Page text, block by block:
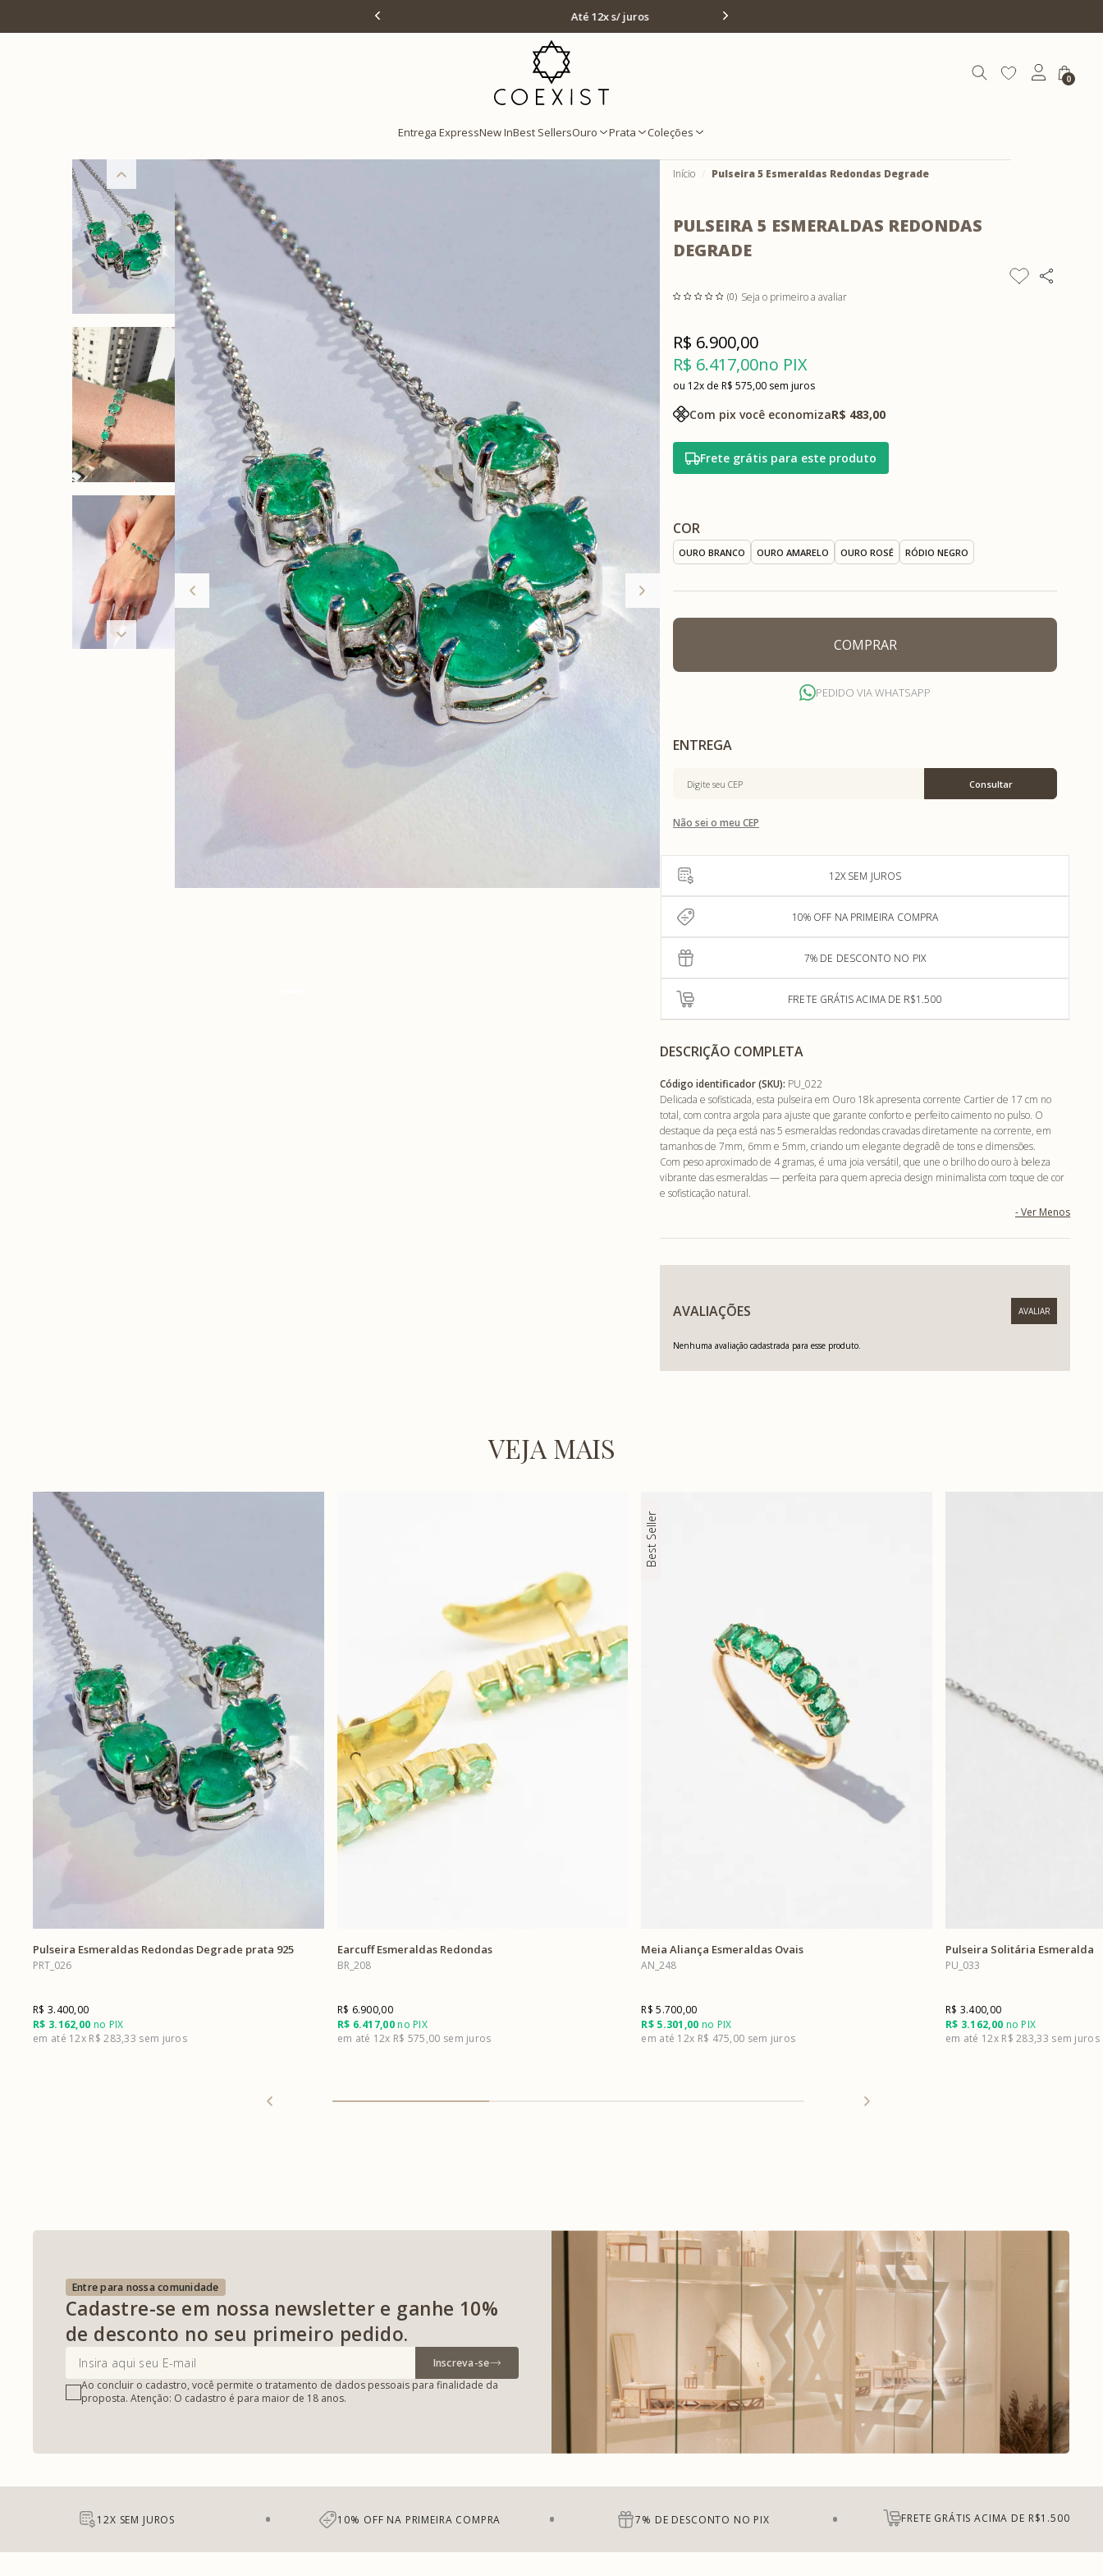
Até 12x s/ juros
Ir para Home Prata
0
Entrega ExpressNew InBest SellersOuro Prata Coleções
Início Pulseira 5 Esmeraldas Redondas Degrade
PULSEIRA 5 ESMERALDAS REDONDAS
DEGRADE
(0) Seja o primeiro a avaliar
R$ 6.417,00no PIX
R$ 6.900,00
12x R$ 575,00 sem juros
Com pix você economizaR$ 483,00
Frete grátis para este produto
COR
OURO BRANCO OURO AMARELO OURO ROSÉ RÓDIO NEGRO
COMPRAR
PEDIDO VIA WHATSAPP
Não sei o meu CEP
12X SEM JUROS
10% OFF NA PRIMEIRA COMPRA
7% DE DESCONTO NO PIX
FRETE GRÁTIS ACIMA DE R$1.500
DESCRIÇÃO COMPLETA
Código identificador (SKU): PU_022
Delicada e sofisticada, esta pulseira em Ouro 18k apresenta corrente Cartier de 17 cm no
total, com contra argola para ajuste que garante conforto e perfeito caimento no pulso. O
destaque da peça está nas 5 esmeraldas redondas cravadas diretamente na corrente, em
tamanhos de 7mm, 6mm e 5mm, criando um elegante degradê de tons e dimensões.
Com peso aproximado de 4 gramas, é uma joia versátil, que une o brilho do ouro à beleza
vibrante das esmeraldas — perfeita para quem aprecia design minimalista com toque de cor
e sofisticação natural.
AVALIAÇÕES
Nenhuma avaliação cadastrada para esse produto.
VEJA MAIS
Pulseira Esmeraldas Redondas Degrade prata 925
PRT_026
R$ 3.162,00 no PIX
R$ 3.400,00
12x R$ 283,33
Earcuff Esmeraldas Redondas
BR_208
R$ 6.417,00no PIX
R$ 6.900,00
12x R$ 575,00
Best Seller
Meia Aliança Esmeraldas Ovais
AN_248
R$ 5.301,00 no PIX
R$ 5.700,00
12x R$ 475,00
Pulseira Solitária Esmeralda
PU_033
R$ 3.162,00 no PIX
R$ 3.400,00
12x R$ 283,33
Entre para nossa comunidade
Cadastre-se em nossa newsletter e ganhe 10%
de desconto no seu primeiro pedido.
Inscreva-se
Ao concluir o cadastro, você permite o tratamento de dados pessoais para finalidade da
proposta. Atenção: O cadastro é para maior de 18 anos.
12X SEM JUROS 10% OFF NA PRIMEIRA COMPRA 7% DE DESCONTO NO PIX FRETE GRÁTIS ACIMA DE R$1.500